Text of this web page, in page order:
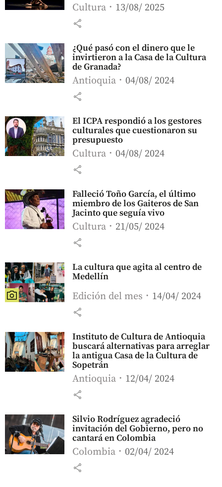
Cultura 13/08/ 2025
share
¿Qué pasó con el dinero que le
invirtieron a la Casa de la Cultura
de Granada?
Antioquia 04/08/ 2024
share
El ICPA respondió a los gestores
culturales que cuestionaron su
presupuesto
Cultura 04/08/ 2024
share
Falleció Toño García, el último
miembro de los Gaiteros de San
Jacinto que seguía vivo
Cultura 21/05/ 2024
share
La cultura que agita al centro de
Medellín
Edición del mes 14/04/ 2024
share
Instituto de Cultura de Antioquia
buscará alternativas para arreglar
la antigua Casa de la Cultura de
Sopetrán
Antioquia 12/04/ 2024
share
Silvio Rodríguez agradeció
invitación del Gobierno, pero no
cantará en Colombia
Colombia 02/04/ 2024
share